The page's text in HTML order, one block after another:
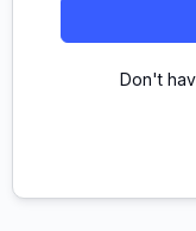
Don't